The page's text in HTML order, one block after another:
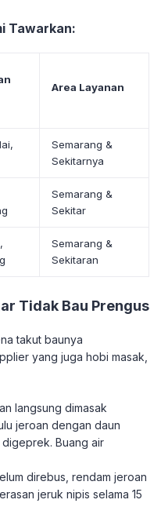
Tawarkan:
Area Layanan
Semarang &
Sekitarnya
Semarang &
Sekitar
Semarang &
Sekitaran
Tidak Bau Prengus
takut baunya
yang juga hobi masak,
langsung dimasak
jeroan dengan daun
Buang air
direbus, rendam jeroan
jeruk nipis selama 15